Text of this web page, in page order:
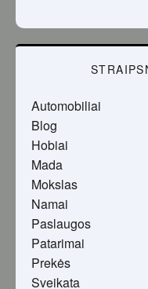
Automobiliai
Blog
Hobiai
Mada
Mokslas
Namai
Paslaugos
Patarimai
Prekės
Sveikata